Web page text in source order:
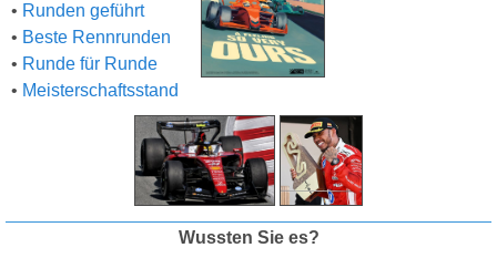
• Runden geführt
• Beste Rennrunden
• Runde für Runde
• Meisterschaftsstand
Wussten Sie es?